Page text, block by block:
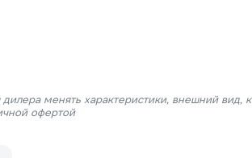
менять характеристики, внешний вид,
офертой